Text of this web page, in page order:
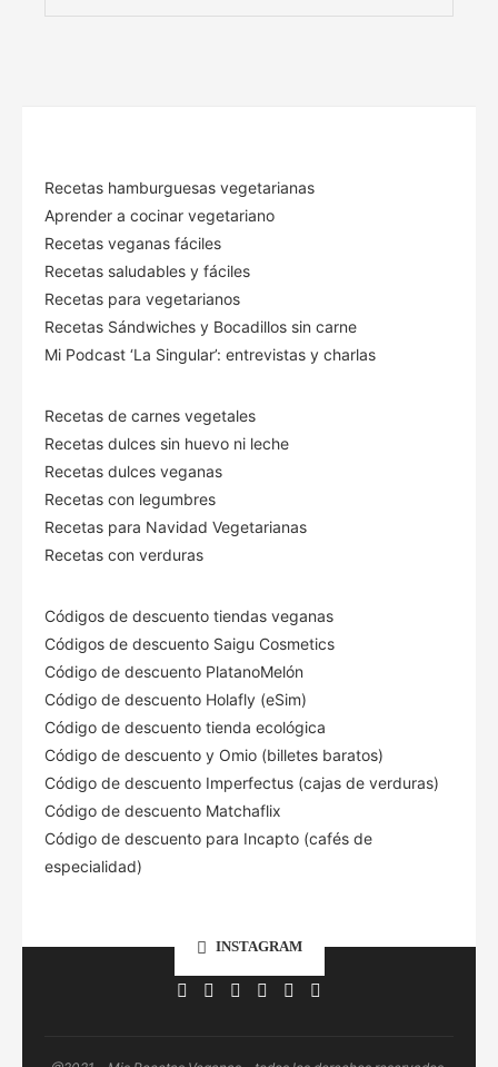
Recetas hamburguesas vegetarianas
Aprender a cocinar vegetariano
Recetas veganas fáciles
Recetas saludables y fáciles
Recetas para vegetarianos
Recetas Sándwiches y Bocadillos sin carne
Mi Podcast ‘La Singular’: entrevistas y charlas
Recetas de carnes vegetales
Recetas dulces sin huevo ni leche
Recetas dulces veganas
Recetas con legumbres
Recetas para Navidad Vegetarianas
Recetas con verduras
Códigos de descuento tiendas veganas
Códigos de descuento Saigu Cosmetics
Código de descuento PlatanoMelón
Código de descuento Holafly (eSim)
Código de descuento tienda ecológica
Código de descuento y Omio (billetes baratos)
Código de descuento Imperfectus (cajas de verduras)
Código de descuento Matchaflix
Código de descuento para Incapto (cafés de
especialidad)
INSTAGRAM